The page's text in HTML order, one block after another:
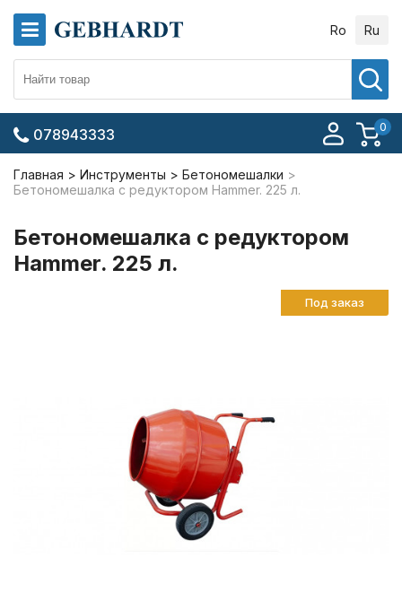
Ro Ru
0
078943333
Главная Инструменты
Бетономешалки
Бетономешалка с редуктором Hammer. 225 л.
Бетономешалка с редуктором
Hammer. 225 л.
Под заказ